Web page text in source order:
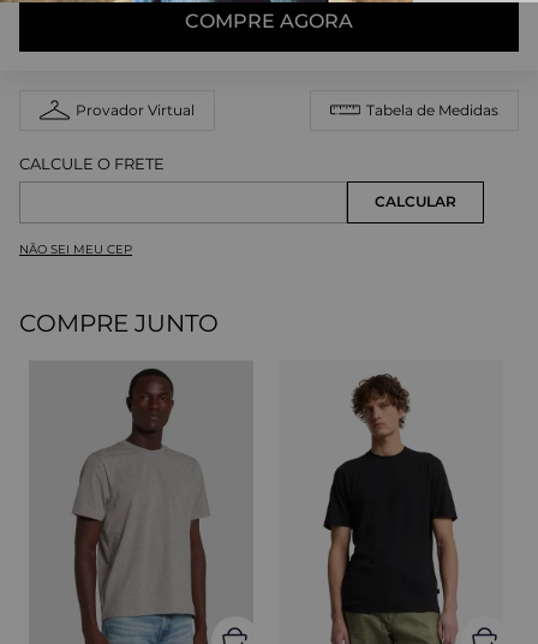
COMPRE AGORA
Provador Virtual Tabela de Medidas
NÃO SEI MEU CEP
COMPRE JUNTO